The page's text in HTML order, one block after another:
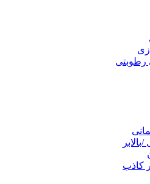
رطوبتی
کاذب